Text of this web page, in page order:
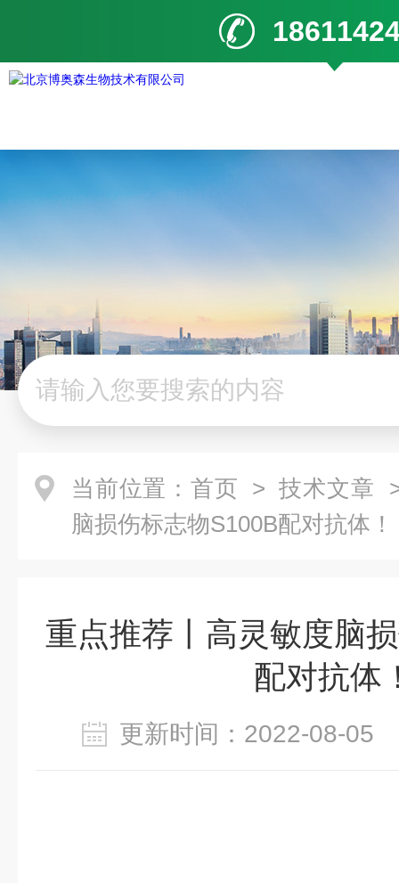
当前位置： 首页 > 技术文章
脑损伤标志物S100B配对抗体！
重点推荐丨高灵敏度脑
配对抗体
更新时间：2022-08-